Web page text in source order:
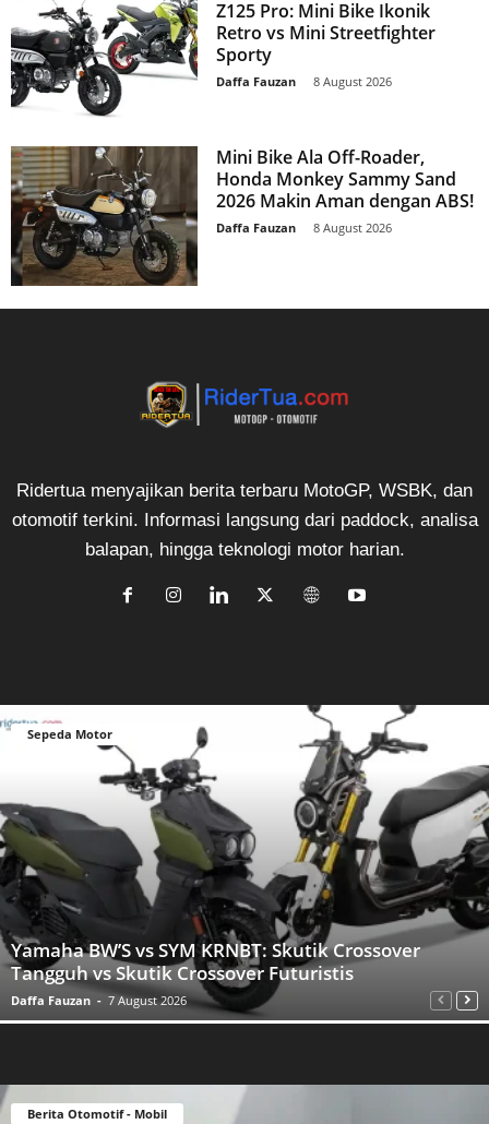
Z125 Pro: Mini Bike Ikonik
Retro vs Mini Streetfighter
Sporty
Daffa Fauzan 8 August 2026
Mini Bike Ala Off-Roader,
Honda Monkey Sammy Sand
2026 Makin Aman dengan ABS!
Daffa Fauzan 8 August 2026
Ridertua menyajikan berita terbaru MotoGP, WSBK, dan
otomotif terkini. Informasi langsung dari paddock, analisa
balapan, hingga teknologi motor harian.
Sepeda Motor
Yamaha BW’S vs SYM KRNBT: Skutik Crossover
Tangguh vs Skutik Crossover Futuristis
Daffa Fauzan - 7 August 2026
Berita Otomotif - Mobil